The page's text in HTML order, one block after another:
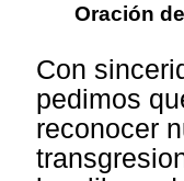
Oración
Con
pedimos
reconocer